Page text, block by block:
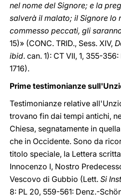
nel nome del Signore; e la
salverà il malato; il Signore lo
commesso peccati, gli
15)» (CONC. TRID., Sess. XIV,
ibid. can. 1): CT VII, 1, 355-
1716).
Prime testimonianze
Testimonianze relative
trovano fin dai tempi antichi,
Chiesa, segnatamente in
che in Occidente. Sono da
titolo speciale, la Lettera
Innocenzo I, Nostro
Vescovo di Gubbio (Lett. Si
8: PL 20, 559-561: Denz.-